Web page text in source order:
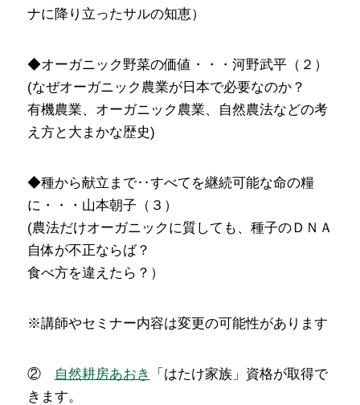
ナに降り立ったサルの知恵）
◆オーガニック野菜の価値・・・河野武平（２）
(なぜオーガニック農業が日本で必要なのか？
有機農業、オーガニック農業、自然農法などの考
え方と大まかな歴史)
◆種から献立まで‥すべてを継続可能な命の糧
に・・・山本朝子（３）
(農法だけオーガニックに質しても、種子のＤＮＡ
自体が不正ならば？
食べ方を違えたら？）
※講師やセミナー内容は変更の可能性があります
② 自然耕房あおき
「はたけ家族」資格が取得で
きます。